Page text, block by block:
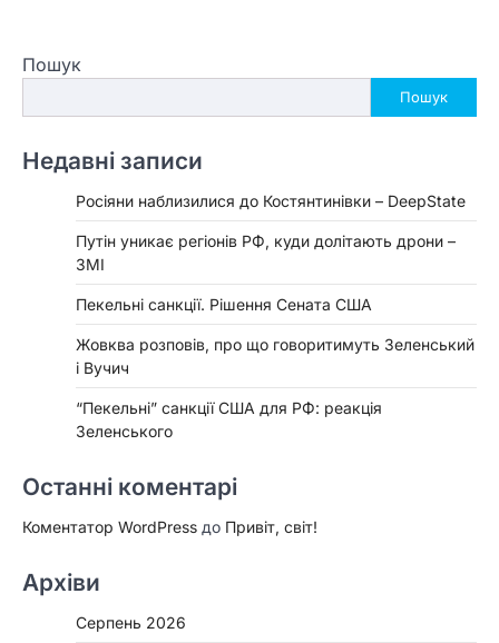
Пошук
Пошук
Недавні записи
Росіяни наблизилися до Костянтинівки – DeepState
Путін уникає регіонів РФ, куди долітають дрони –
ЗМІ
Пекельні санкції. Рішення Сената США
Жовква розповів, про що говоритимуть Зеленський
і Вучич
“Пекельні” санкції США для РФ: реакція
Зеленського
Останні коментарі
Коментатор WordPress до Привіт, світ!
Архіви
Серпень 2026